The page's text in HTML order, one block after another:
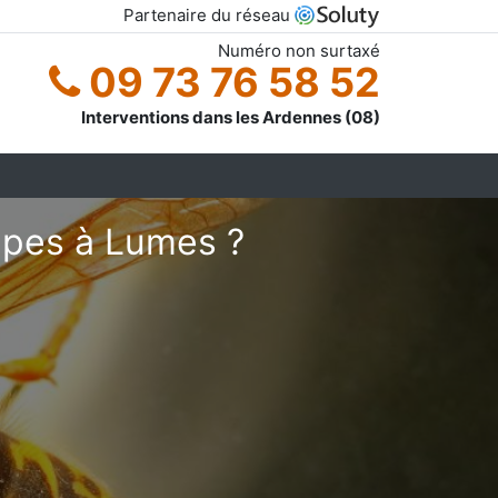
Partenaire du réseau
Numéro non surtaxé
09 73 76 58 52
Interventions dans les Ardennes (08)
à Lumes ?